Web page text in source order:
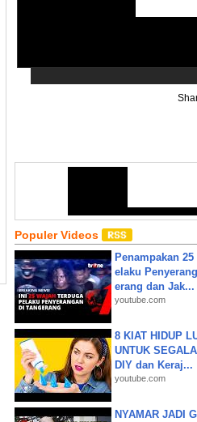
Populer Videos
Penampakan
elaku
erang dan Jak...
youtube.com
8 KIAT HIDUP
UNTUK
DIY dan Keraj...
youtube.com
NYAMAR JADI